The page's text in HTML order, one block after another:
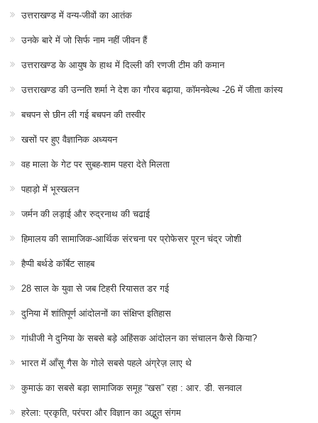
उत्तराखण्ड में वन्य-जीवों का आतंक
उनके बारे में जो सिर्फ नाम नहीं जीवन हैं
उत्तराखण्ड के आयुष के हाथ में दिल्ली की रणजी टीम की कमान
उत्तराखण्ड की उन्नति शर्मा ने देश का गौरव बढ़ाया, कॉमनवेल्थ -26 में जीता कांस्य
बचपन से छीन ली गई बचपन की तस्वीर
खसों पर हुए वैज्ञानिक अध्ययन
वह माला के गेट पर सुबह-शाम पहरा देते मिलता
पहाड़ो में भूस्खलन
जर्मन की लड़ाई और रुद्रनाथ की चढाई
हिमालय की सामाजिक-आर्थिक संरचना पर प्रोफेसर पूरन चंद्र जोशी
हैप्पी बर्थडे कॉर्बेट साहब
28 साल के युवा से जब टिहरी रियासत डर गई
दुनिया में शांतिपूर्ण आंदोलनों का संक्षिप्त इतिहास
गांधीजी ने दुनिया के सबसे बड़े अहिंसक आंदोलन का संचालन कैसे किया?
भारत में आँसू गैस के गोले सबसे पहले अंग्रेज़ लाए थे
कुमाऊं का सबसे बड़ा सामाजिक समूह “खस” रहा : आर. डी. सनवाल
हरेला: प्रकृति, परंपरा और विज्ञान का अद्भुत संगम